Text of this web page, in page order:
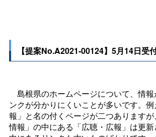
【提案No.A2021-00124】5月14日受
島根県のホームページについて、情報
ンクが分かりにくいことが多いです。
報」と名の付くページが二つあります
情報」の中にある「広聴・広報」は更新